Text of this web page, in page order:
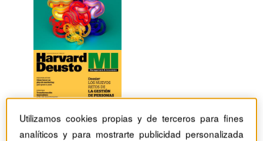
Utilizamos cookies propias y de terceros para fines
analíticos y para mostrarte publicidad personalizada